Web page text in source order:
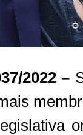
2022–